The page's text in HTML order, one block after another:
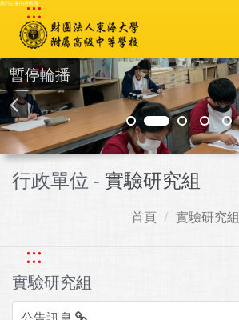
跳到主要內容區塊
:::
暫停輪播
行政單位 - 實驗研究組
首頁 實驗研究組
:::
實驗研究組